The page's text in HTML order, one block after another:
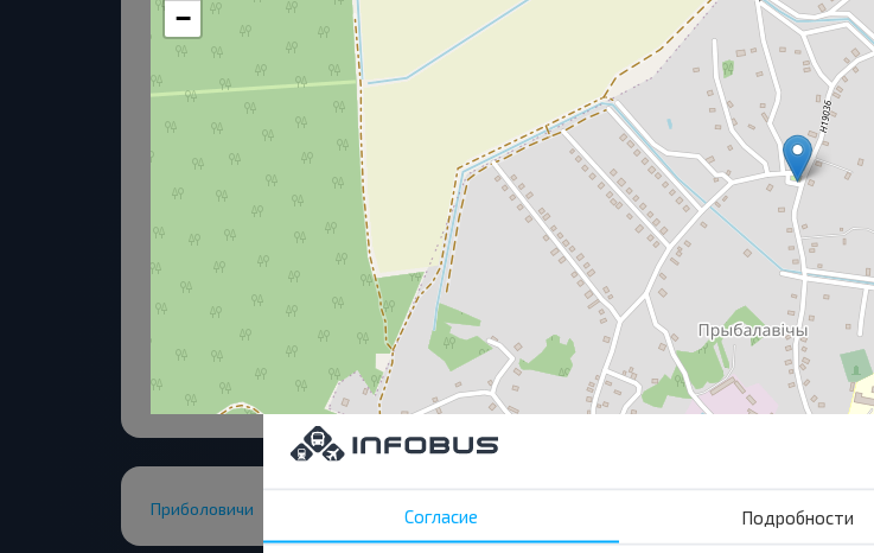
−
Приболовичи Согласие Подробности